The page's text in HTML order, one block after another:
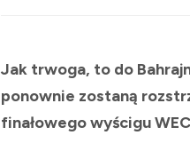
Jak trwoga, to do
ponownie zostaną
finałowego wyścigu